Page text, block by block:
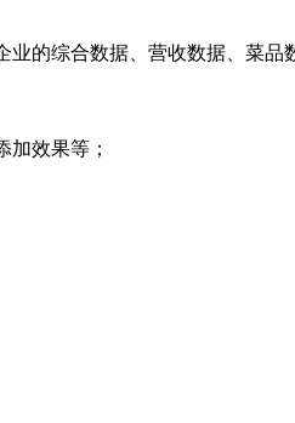
的综合数据、营收数据、菜
效果等；